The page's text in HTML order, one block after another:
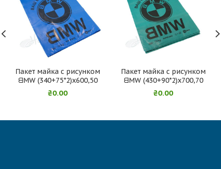
Пакет майка с рисунком
ᗺMW (340+75*2)х600,50
₴0.00
Пакет майка с рисунком
ᗺMW (430+90*2)х700,70
₴0.00